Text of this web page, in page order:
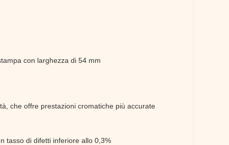
con larghezza di 54 mm
che offre prestazioni cromatiche più accurate
tasso di difetti inferiore allo 0,3%